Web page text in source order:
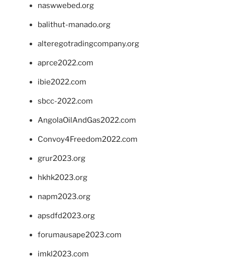
naswwebed.org
balithut-manado.org
alteregotradingcompany.org
aprce2022.com
ibie2022.com
sbcc-2022.com
AngolaOilAndGas2022.com
Convoy4Freedom2022.com
grur2023.org
hkhk2023.org
napm2023.org
apsdfd2023.org
forumausape2023.com
imkl2023.com